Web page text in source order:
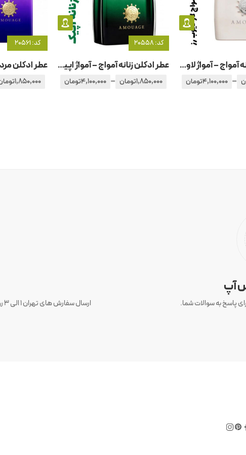
عطر ادکلن زنانه آمواج – آمواژ لاو تیوب رز
–
4,100,000تومان
کد: 20558
عطر ادکلن زنانه آمواج – آمواژ اپیک
1,850,000تومان –
4,100,000تومان
کد: 20561
1,850,000
آپ
پاسخ به سوالات شما.